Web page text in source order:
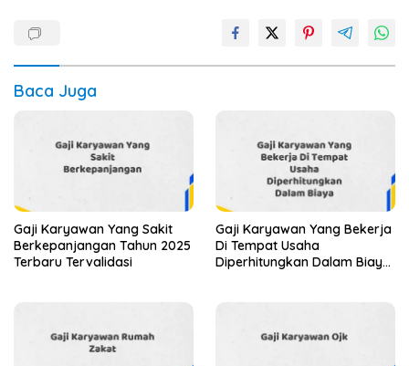
Baca Juga
Gaji Karyawan Yang Sakit
Berkepanjangan Tahun 2025
Terbaru Tervalidasi
Gaji Karyawan Yang Bekerja
Di Tempat Usaha
Diperhitungkan Dalam Biaya